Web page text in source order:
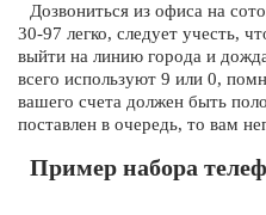
Дозвониться из офиса на
30-97 легко, следует учесть,
выйти на линию города и
всего используют 9 или 0,
вашего счета должен быть
поставлен в очередь, то вам
Пример набора